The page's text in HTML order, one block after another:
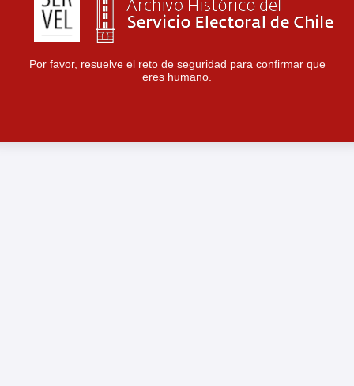
Por favor, resuelve el reto de seguridad para confirmar que
eres humano.